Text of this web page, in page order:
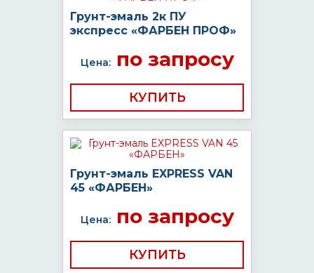
Грунт-эмаль 2к ПУ
экспресс «ФАРБЕН ПРОФ»
Цена:по запросу
КУПИТЬ
Грунт-эмаль EXPRESS VAN
45 «ФАРБЕН»
Цена:по запросу
КУПИТЬ